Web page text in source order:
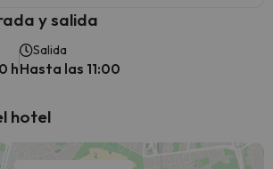
y salida
h
Salida
Hasta las 11:00
hotel